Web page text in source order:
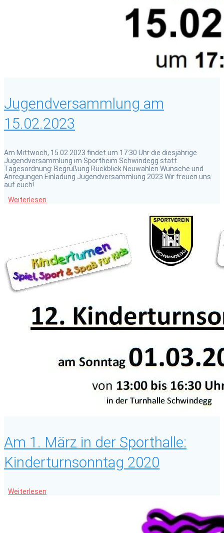
Jugendversammlung am
15.02.2023
Am Mittwoch, 15.02.2023 findet um 17:30 Uhr die diesjährige
Jugendversammlung im Sportheim Schwindegg statt.
Tagesordnung: Begrüßung Rückblick Neuwahlen Wünsche und
Anregungen Einladung Jugendversammlung 2023 Wir freuen uns
auf euch!
Weiterlesen
Am 1. März in der Sporthalle:
Kinderturnsonntag 2020
Weiterlesen